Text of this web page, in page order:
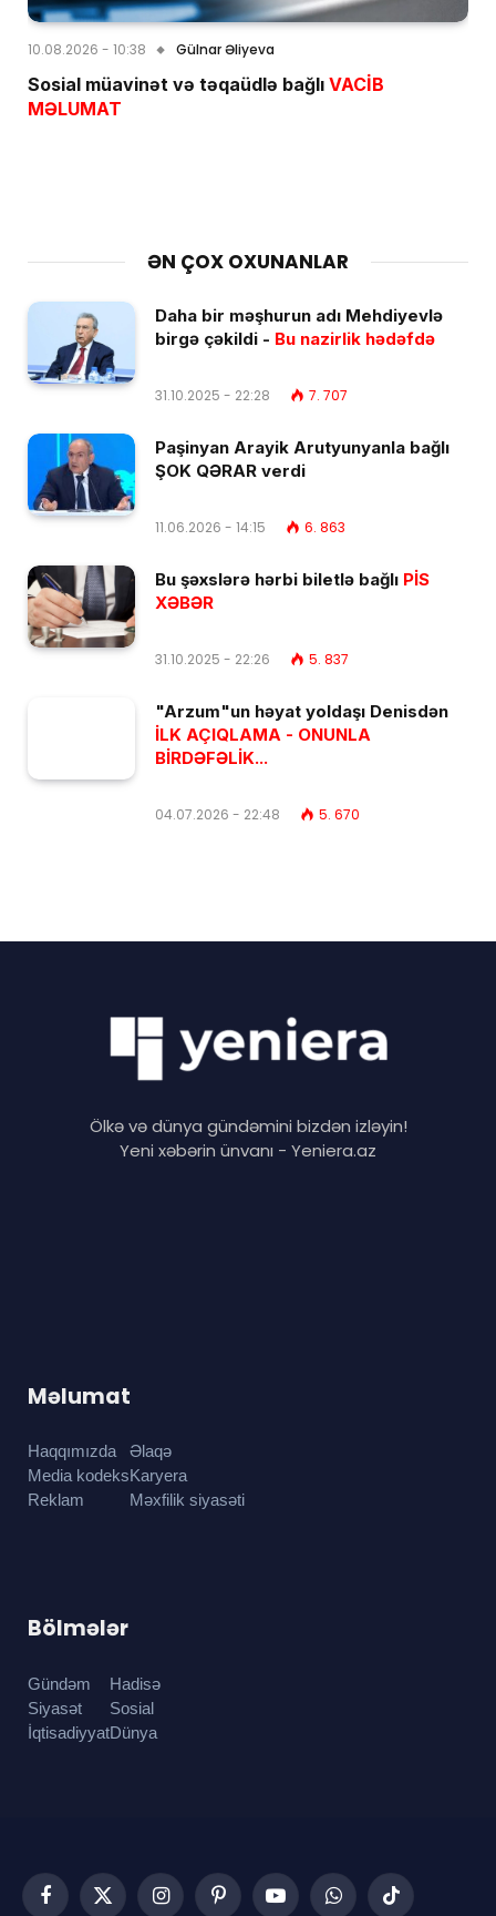
10.08.2026 - 10:38 Gülnar Əliyeva
Sosial müavinət və təqaüdlə bağlı VACİB
MƏLUMAT
ƏN ÇOX OXUNANLAR
Daha bir məşhurun adı Mehdiyevlə
birgə çəkildi - Bu nazirlik hədəfdə
31.10.2025 - 22:28 7. 707
Paşinyan Arayik Arutyunyanla bağlı
ŞOK QƏRAR verdi
11.06.2026 - 14:15 6. 863
Bu şəxslərə hərbi biletlə bağlı PİS
XƏBƏR
31.10.2025 - 22:26 5. 837
"Arzum"un həyat yoldaşı Denisdən
İLK AÇIQLAMA - ONUNLA
BİRDƏFƏLİK...
04.07.2026 - 22:48 5. 670
Ölkə və dünya gündəmini bizdən izləyin!
Yeni xəbərin ünvanı - Yeniera.az
Məlumat
Haqqımızda
Media kodeks
Reklam
Əlaqə
Karyera
Məxfilik siyasəti
Bölmələr
Gündəm
Siyasət
İqtisadiyyat
Hadisə
Sosial
Dünya
Facebook
X
InstagramPinterestYouTubeWhatsAppTikTok